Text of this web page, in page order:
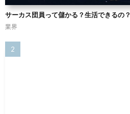
サーカス団員って儲かる？生活できるの？
業界